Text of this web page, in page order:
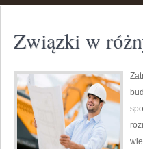
Związki w